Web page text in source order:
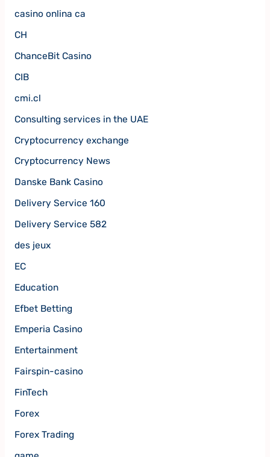
casino onlina ca
CH
ChanceBit Casino
CIB
cmi.cl
Consulting services in the UAE
Cryptocurrency exchange
Cryptocurrency News
Danske Bank Casino
Delivery Service 160
Delivery Service 582
des jeux
EC
Education
Efbet Betting
Emperia Casino
Entertainment
Fairspin-casino
FinTech
Forex
Forex Trading